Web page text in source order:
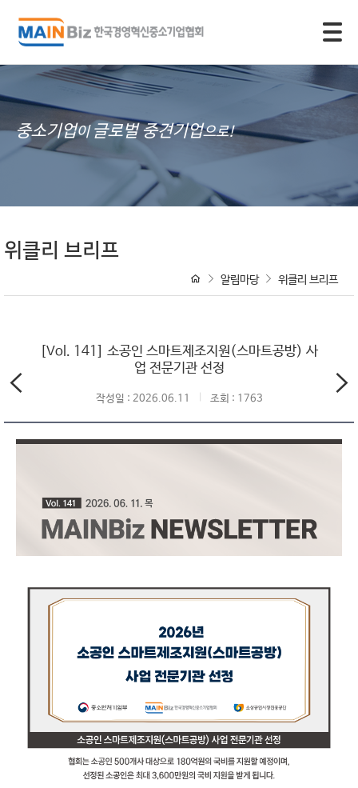
중소기업이 글로벌 중견기업으로!
위클리 브리프
알림마당 위클리 브리프
[Vol. 141] 소공인 스마트제조지원(스마트공방) 사
업 전문기관 선정
작성일 : 2026.06.11 조회 : 1763